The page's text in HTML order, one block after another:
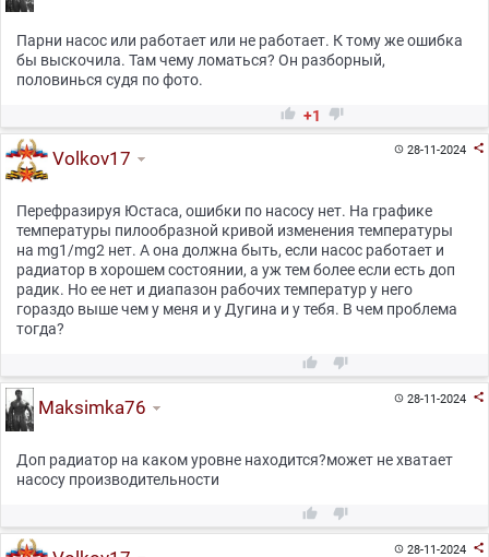
Парни насос или работает или не работает. К тому же ошибка
бы выскочила. Там чему ломаться? Он разборный,
половинься судя по фото.
 +1 
28-11-2024 
Volkov17
Перефразируя Юстаса, ошибки по насосу нет. На графике
температуры пилообразной кривой изменения температуры
на mg1/mg2 нет. А она должна быть, если насос работает и
радиатор в хорошем состоянии, а уж тем более если есть доп
радик. Но ее нет и диапазон рабочих температур у него
гораздо выше чем у меня и у Дугина и у тебя. В чем проблема
тогда?
 
28-11-2024 
Maksimka76
Доп радиатор на каком уровне находится?может не хватает
насосу производительности
 
28-11-2024 